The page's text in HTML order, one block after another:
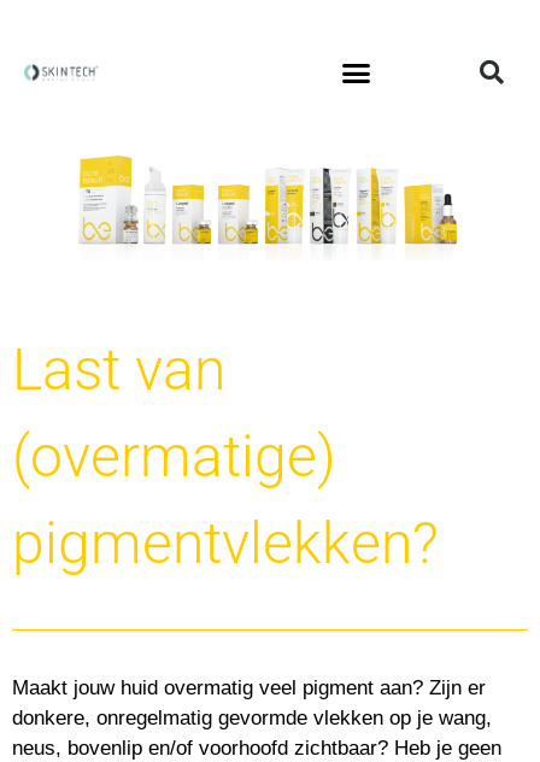
Last van
(overmatige)
pigmentvlekken?
Maakt jouw huid overmatig veel pigment aan? Zijn er
donkere, onregelmatig gevormde vlekken op je wang,
neus, bovenlip en/of voorhoofd zichtbaar? Heb je geen